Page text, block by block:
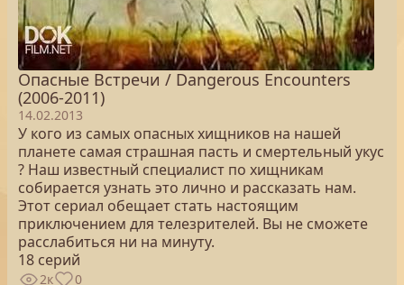
Опасные Встречи / Dangerous Encounters
(2006-2011)
14.02.2013
У кого из самых опасных хищников на нашей
планете самая страшная пасть и смертельный укус
? Наш известный специалист по хищникам
собирается узнать это лично и рассказать нам.
Этот сериал обещает стать настоящим
приключением для телезрителей. Вы не сможете
расслабиться ни на минуту.
18 серий
2к 0